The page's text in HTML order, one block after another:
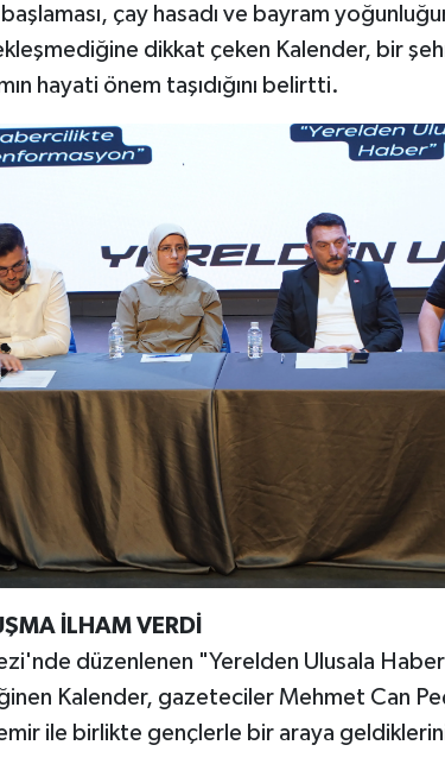
çay hasadı ve bayram
dikkat çeken Kalender, bir
hayati önem taşıdığını belirtti.
İLHAM VERDİ
düzenlenen "Yerelden Ulusala
Kalender, gazeteciler Mehmet Can
ile birlikte gençlerle bir araya